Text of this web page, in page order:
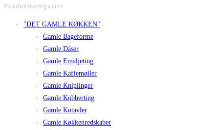
Produktkategorier
"DET GAMLE KØKKEN"
Gamle Bageforme
Gamle Dåser
Gamle Emaljeting
Gamle Kaffemøller
Gamle Kniplinger
Gamle Kobberting
Gamle Kotavler
Gamle Køkkenredskaber